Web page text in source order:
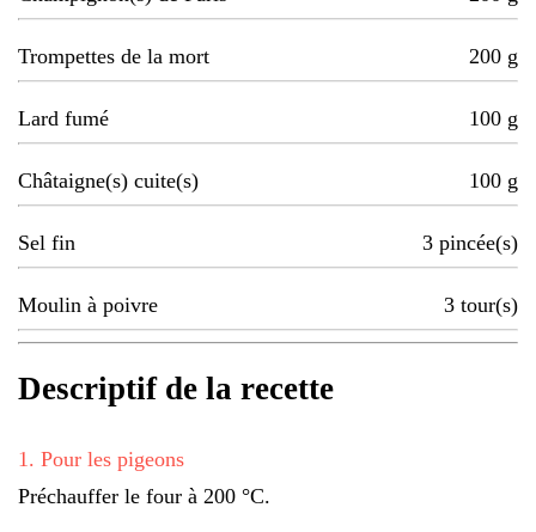
Trompettes de la mort 200 g
Lard fumé 100 g
Châtaigne(s) cuite(s) 100 g
Sel fin 3 pincée(s)
Moulin à poivre 3 tour(s)
Descriptif de la recette
1 . Pour les pigeons
Préchauffer le four à 200 °C.